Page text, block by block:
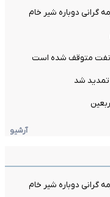
دوباره شیر خام
نفت متوقف شده است
تمدید شد
آرشیو
دوباره شیر خام